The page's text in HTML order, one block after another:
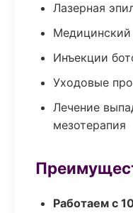
Лазерная
Инъекции
Уходовые
Лечение
мезотерапия
Работаем с